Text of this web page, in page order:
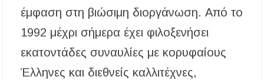
έμφαση στη βιώσιμη διοργάνωση. Από το
1992 μέχρι σήμερα έχει φιλοξενήσει
εκατοντάδες συναυλίες με κορυφαίους
Έλληνες και διεθνείς καλλιτέχνες,